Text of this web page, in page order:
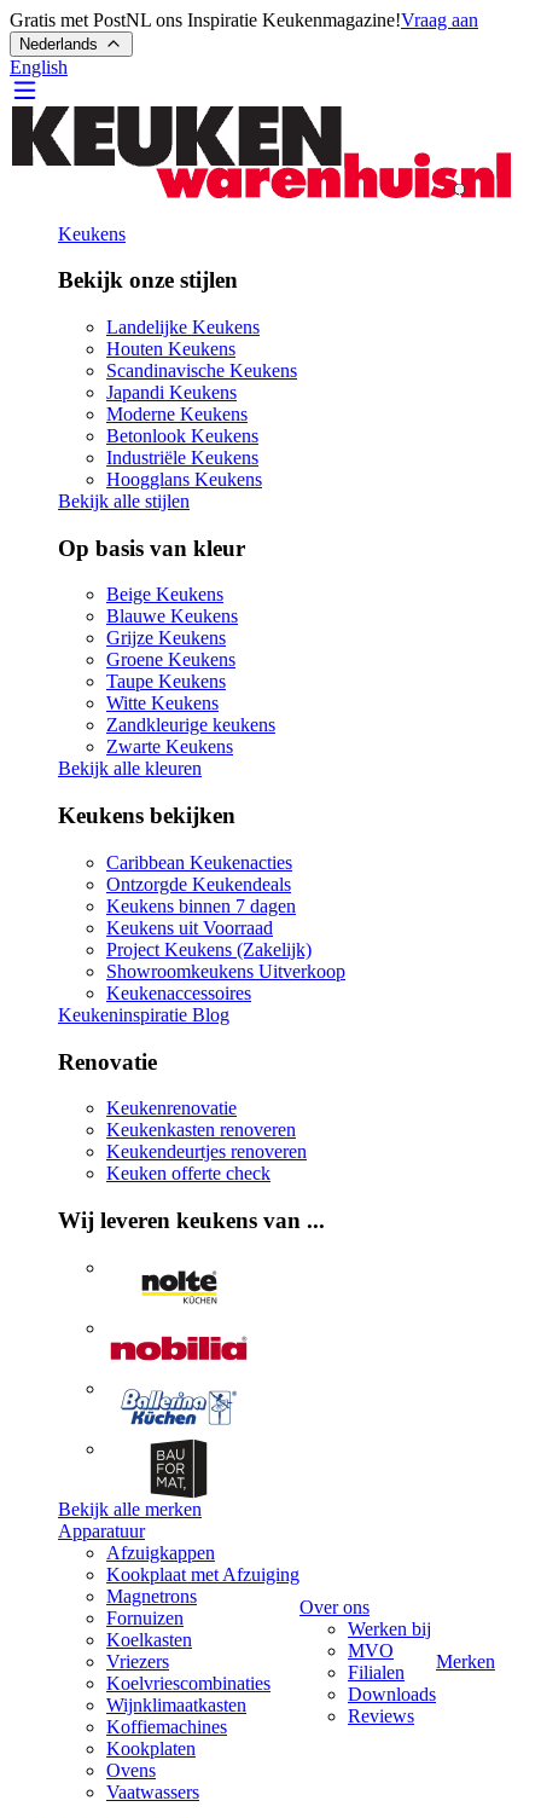
Gratis met PostNL ons Inspiratie Keukenmagazine!Vraag aan
Nederlands
English
Keukens
Bekijk onze stijlen
Landelijke Keukens
Houten Keukens
Scandinavische Keukens
Japandi Keukens
Moderne Keukens
Betonlook Keukens
Industriële Keukens
Hoogglans Keukens
Bekijk alle stijlen
Op basis van kleur
Beige Keukens
Blauwe Keukens
Grijze Keukens
Groene Keukens
Taupe Keukens
Witte Keukens
Zandkleurige keukens
Zwarte Keukens
Bekijk alle kleuren
Keukens bekijken
Caribbean Keukenacties
Ontzorgde Keukendeals
Keukens binnen 7 dagen
Keukens uit Voorraad
Project Keukens (Zakelijk)
Showroomkeukens Uitverkoop
Keukenaccessoires
Keukeninspiratie Blog
Renovatie
Keukenrenovatie
Keukenkasten renoveren
Keukendeurtjes renoveren
Keuken offerte check
Wij leveren keukens van ...
Bekijk alle merken
Apparatuur
Afzuigkappen
Kookplaat met Afzuiging
Magnetrons
Fornuizen
Koelkasten
Vriezers
Koelvriescombinaties
Wijnklimaatkasten
Koffiemachines
Kookplaten
Ovens
Vaatwassers
Over ons
Werken bij
MVO
Filialen
Downloads
Reviews
Merken